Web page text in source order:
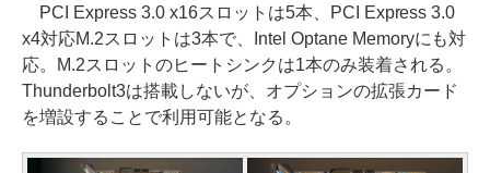
PCI Express 3.0 x16スロットは5本、PCI Express 3.0
x4対応M.2スロットは3本で、Intel Optane Memoryにも対
応。M.2スロットのヒートシンクは1本のみ装着される。
Thunderbolt3は搭載しないが、オプションの拡張カード
を増設することで利用可能となる。